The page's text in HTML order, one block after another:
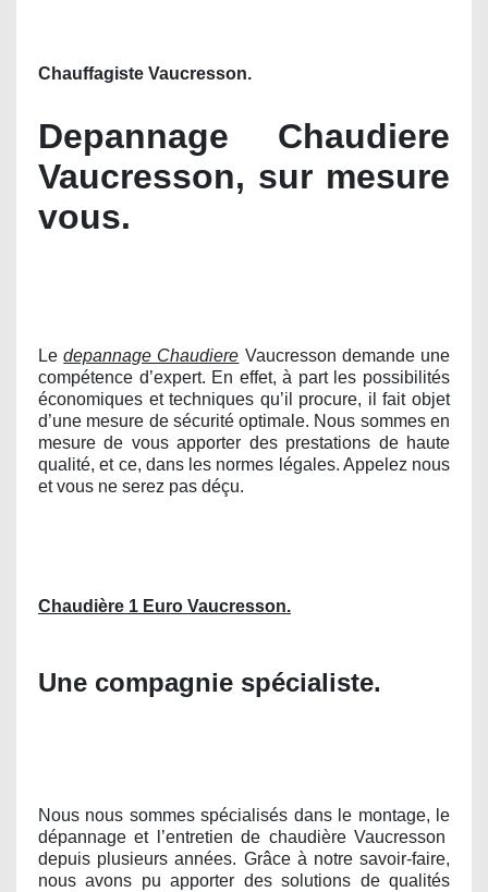
Chauffagiste Vaucresson.
Depannage Chaudiere
Vaucresson, sur mesure
vous.
Ledepannage Chaudiere Vaucresson demande une
compétence d’expert. En effet, à part les possibilités
économiques et techniques qu’il procure, il fait objet
d’une mesure de sécurité optimale. Nous sommes en
mesure de vous apporter des prestations de haute
qualité, et ce, dans les normes légales. Appelez nous
et vous ne serez pas déçu.
Chaudière 1 Euro Vaucresson.
Une compagnie spécialiste.
Nous nous sommes spécialisés dans le montage, le
dépannage et l’entretien de chaudière Vaucresson
depuis plusieurs années. Grâce à notre savoir-faire,
nous avons pu apporter des solutions de qualités